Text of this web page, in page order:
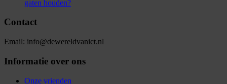
gaten houden?
Contact
Email: info@dewereldvanict.nl
Informatie over ons
Onze vrienden